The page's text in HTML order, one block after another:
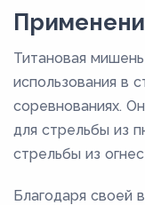
Титановая
использования в
соревнованиях.
для стрельбы из
стрельбы из
Благодаря своей